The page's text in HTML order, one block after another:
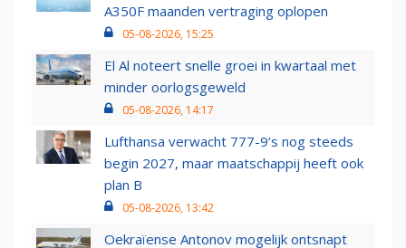
A350F maanden vertraging oplopen
05-08-2026, 15:25
El Al noteert snelle groei in kwartaal met
minder oorlogsgeweld
05-08-2026, 14:17
Lufthansa verwacht 777-9’s nog steeds
begin 2027, maar maatschappij heeft ook
plan B
05-08-2026, 13:42
Oekraïense Antonov mogelijk ontsnapt